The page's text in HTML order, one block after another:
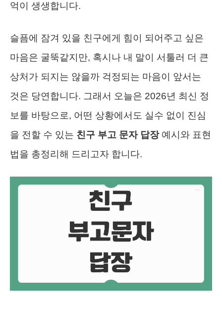
억이 생생합니다.
슬픔에 잠겨 있을 친구에게 힘이 되어주고 싶은
마음은 굴뚝같지만, 혹시나 내 말이 서툴러 더 큰
상처가 되지는 않을까 걱정되는 마음이 앞서는
것은 당연합니다. 그래서 오늘은 2026년 최신 정
보를 바탕으로, 어떤 상황에서도 실수 없이 진심
을 전할 수 있는 친구 부고 문자 답장예시와 표현
법을 총정리해 드리고자 합니다.